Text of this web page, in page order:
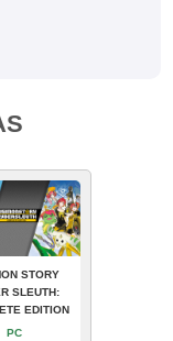
STORY
SLEUTH:
EDITION
PC